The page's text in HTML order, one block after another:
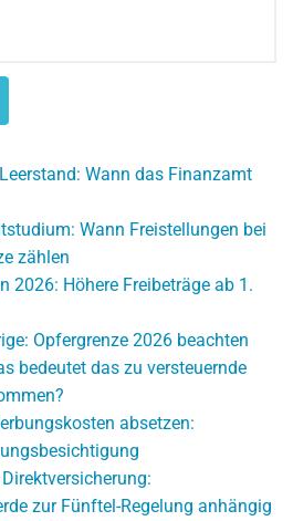
Wann das Finanzamt
Wann Freistellungen bei
zählen
2026: Höhere Freibeträge ab 1.
Opfergrenze 2026 beachten
bedeutet das zu versteuernde
absetzen:
zur Fünftel-Regelung anhängig